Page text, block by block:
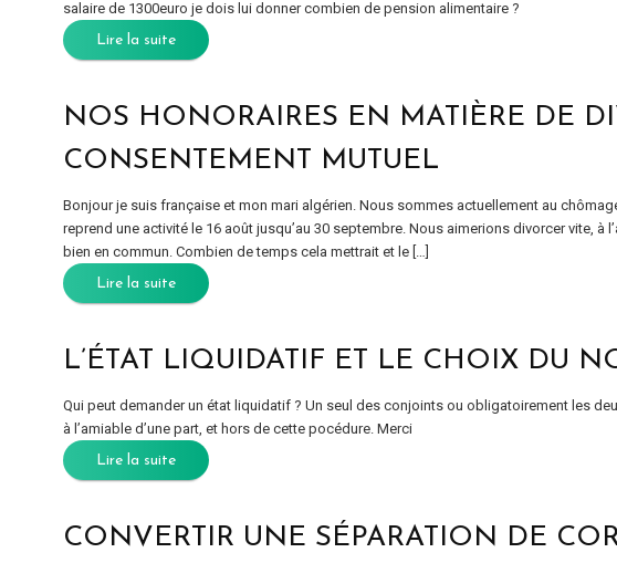
salaire de 1300euro je dois lui donner combien de pension alimentaire ?
Lire la suite
NOS HONORAIRES EN MATIÈRE DE
CONSENTEMENT MUTUEL
Bonjour je suis française et mon mari algérien. Nous sommes actuellement au
reprend une activité le 16 août jusqu’au 30 septembre. Nous aimerions divorcer vite, à
bien en commun. Combien de temps cela mettrait et le […]
Lire la suite
L’ÉTAT LIQUIDATIF ET LE CHOIX DU
Qui peut demander un état liquidatif ? Un seul des conjoints ou obligatoirement les
à l’amiable d’une part, et hors de cette pocédure. Merci
Lire la suite
CONVERTIR UNE SÉPARATION DE